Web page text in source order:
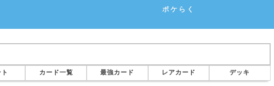
ポケらく
カード一覧 最強カード レアカード デッキ